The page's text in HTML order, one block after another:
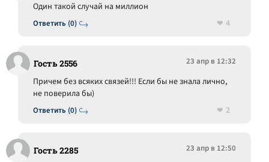
Ответить (0)
Один такой случай на миллион
4
Гость 2556 23 апр в 12:32
Ответить (0)
Причем без всяких связей!!! Если бы не знала лично,
не поверила бы)
2
Гость 2285 23 апр в 12:50